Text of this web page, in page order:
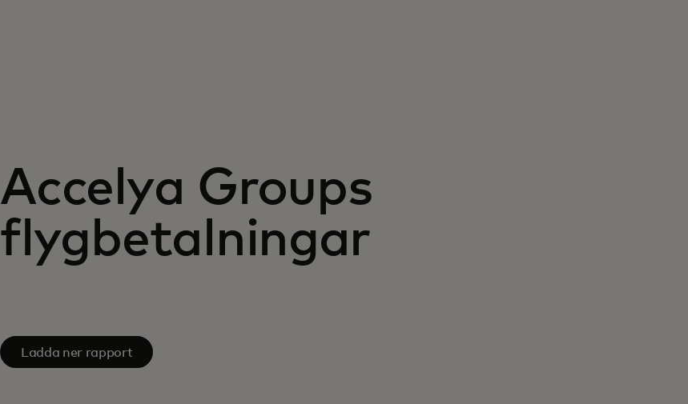
Accelya Groups
flygbetalningar
Ladda ner rapport